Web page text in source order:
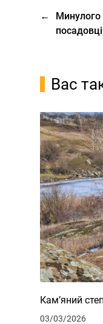
←
Минулого
Вас
Кам’яний
03/03/2026